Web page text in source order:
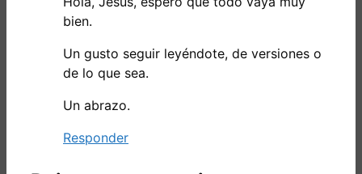
bien.
Un gusto seguir leyéndote, de versiones o
de lo que sea.
Un abrazo.
Responder